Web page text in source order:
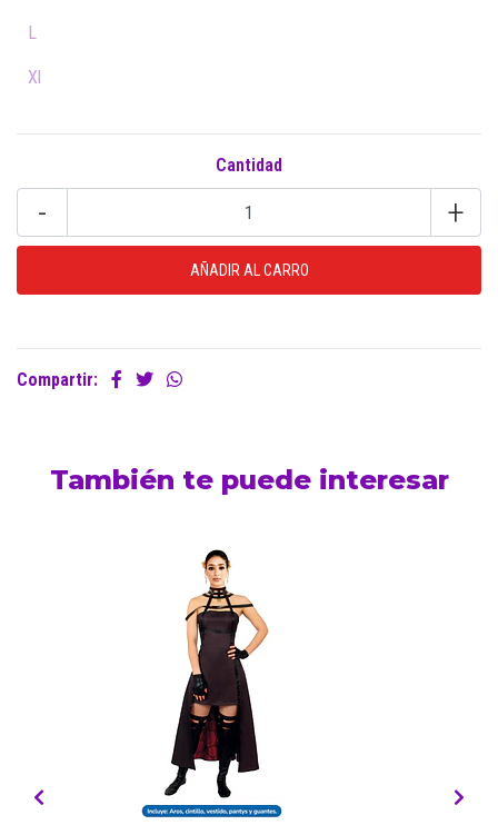
L
Xl
Cantidad
- +
Compartir:
También te puede interesar